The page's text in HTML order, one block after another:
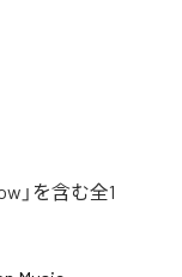
」を含む全1